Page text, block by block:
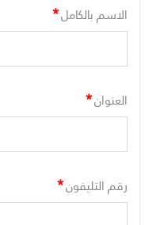
الاسم بالكامل*
العنوان*
رقم التليفون*